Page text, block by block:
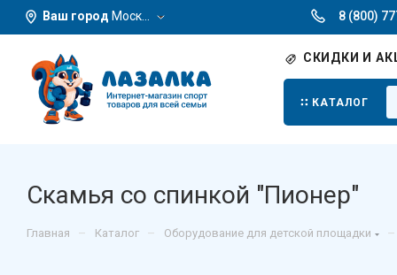
Ваш город Москва 8 (800)
СКИДКИ И
КАТАЛОГ
Скамья со спинкой "Пионер"
Главная – Каталог – Оборудование для детской площадки –